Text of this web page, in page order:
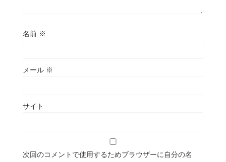
名前 ※
メール ※
サイト
次回のコメントで使用するためブラウザーに自分の名